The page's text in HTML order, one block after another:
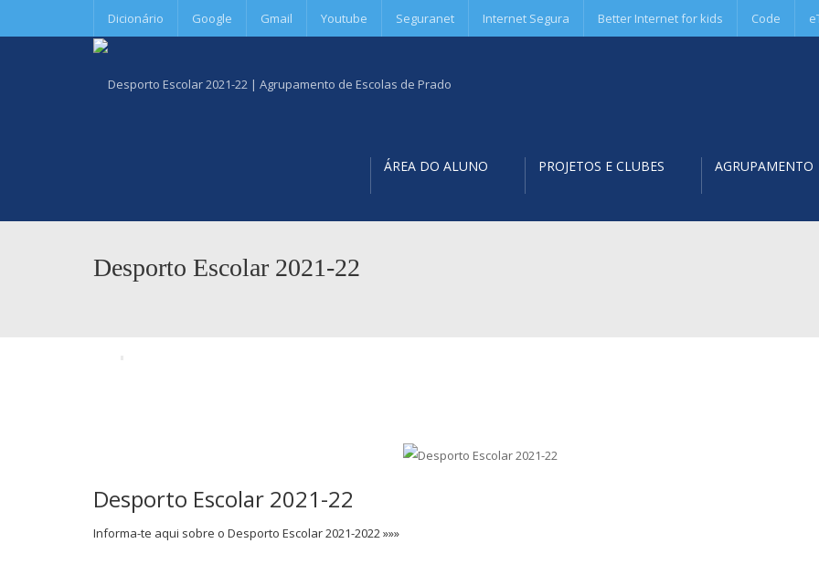
Dicionário Google Gmail Youtube Seguranet Internet Segura Better Internet for kids Code
ÁREA DO ALUNO PROJETOS E CLUBES AGRUPAMENTO
Desporto Escolar 2021-22
Desporto Escolar 2021-22
Informa-te aqui sobre o Desporto Escolar 2021-2022 »»»